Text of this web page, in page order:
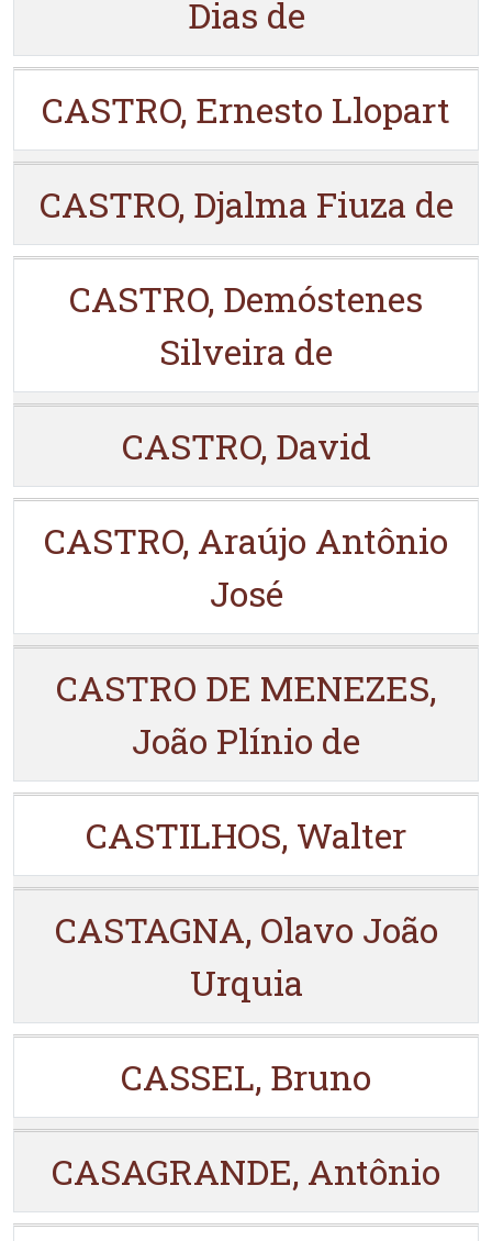
Dias de
CASTRO, Ernesto Llopart
CASTRO, Djalma Fiuza de
CASTRO, Demóstenes
Silveira de
CASTRO, David
CASTRO, Araújo Antônio
José
CASTRO DE MENEZES,
João Plínio de
CASTILHOS, Walter
CASTAGNA, Olavo João
Urquia
CASSEL, Bruno
CASAGRANDE, Antônio